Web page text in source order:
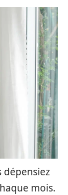
dépensiez
mois.